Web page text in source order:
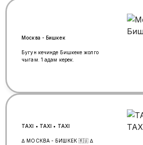
━━━━━━━━━━━━━━━━━━━ ❤️
🌟 Желаем вам счастливой,
спокойной и безопасной дороги! 🚐
Москва - Бишкек
Бугун кечинде Бишкеке жолго
чыгам. 1 адам керек.
TAXI • TAXI • TAXI
∆ МОСКВА - БИШКЕК 🇷🇺 ∆